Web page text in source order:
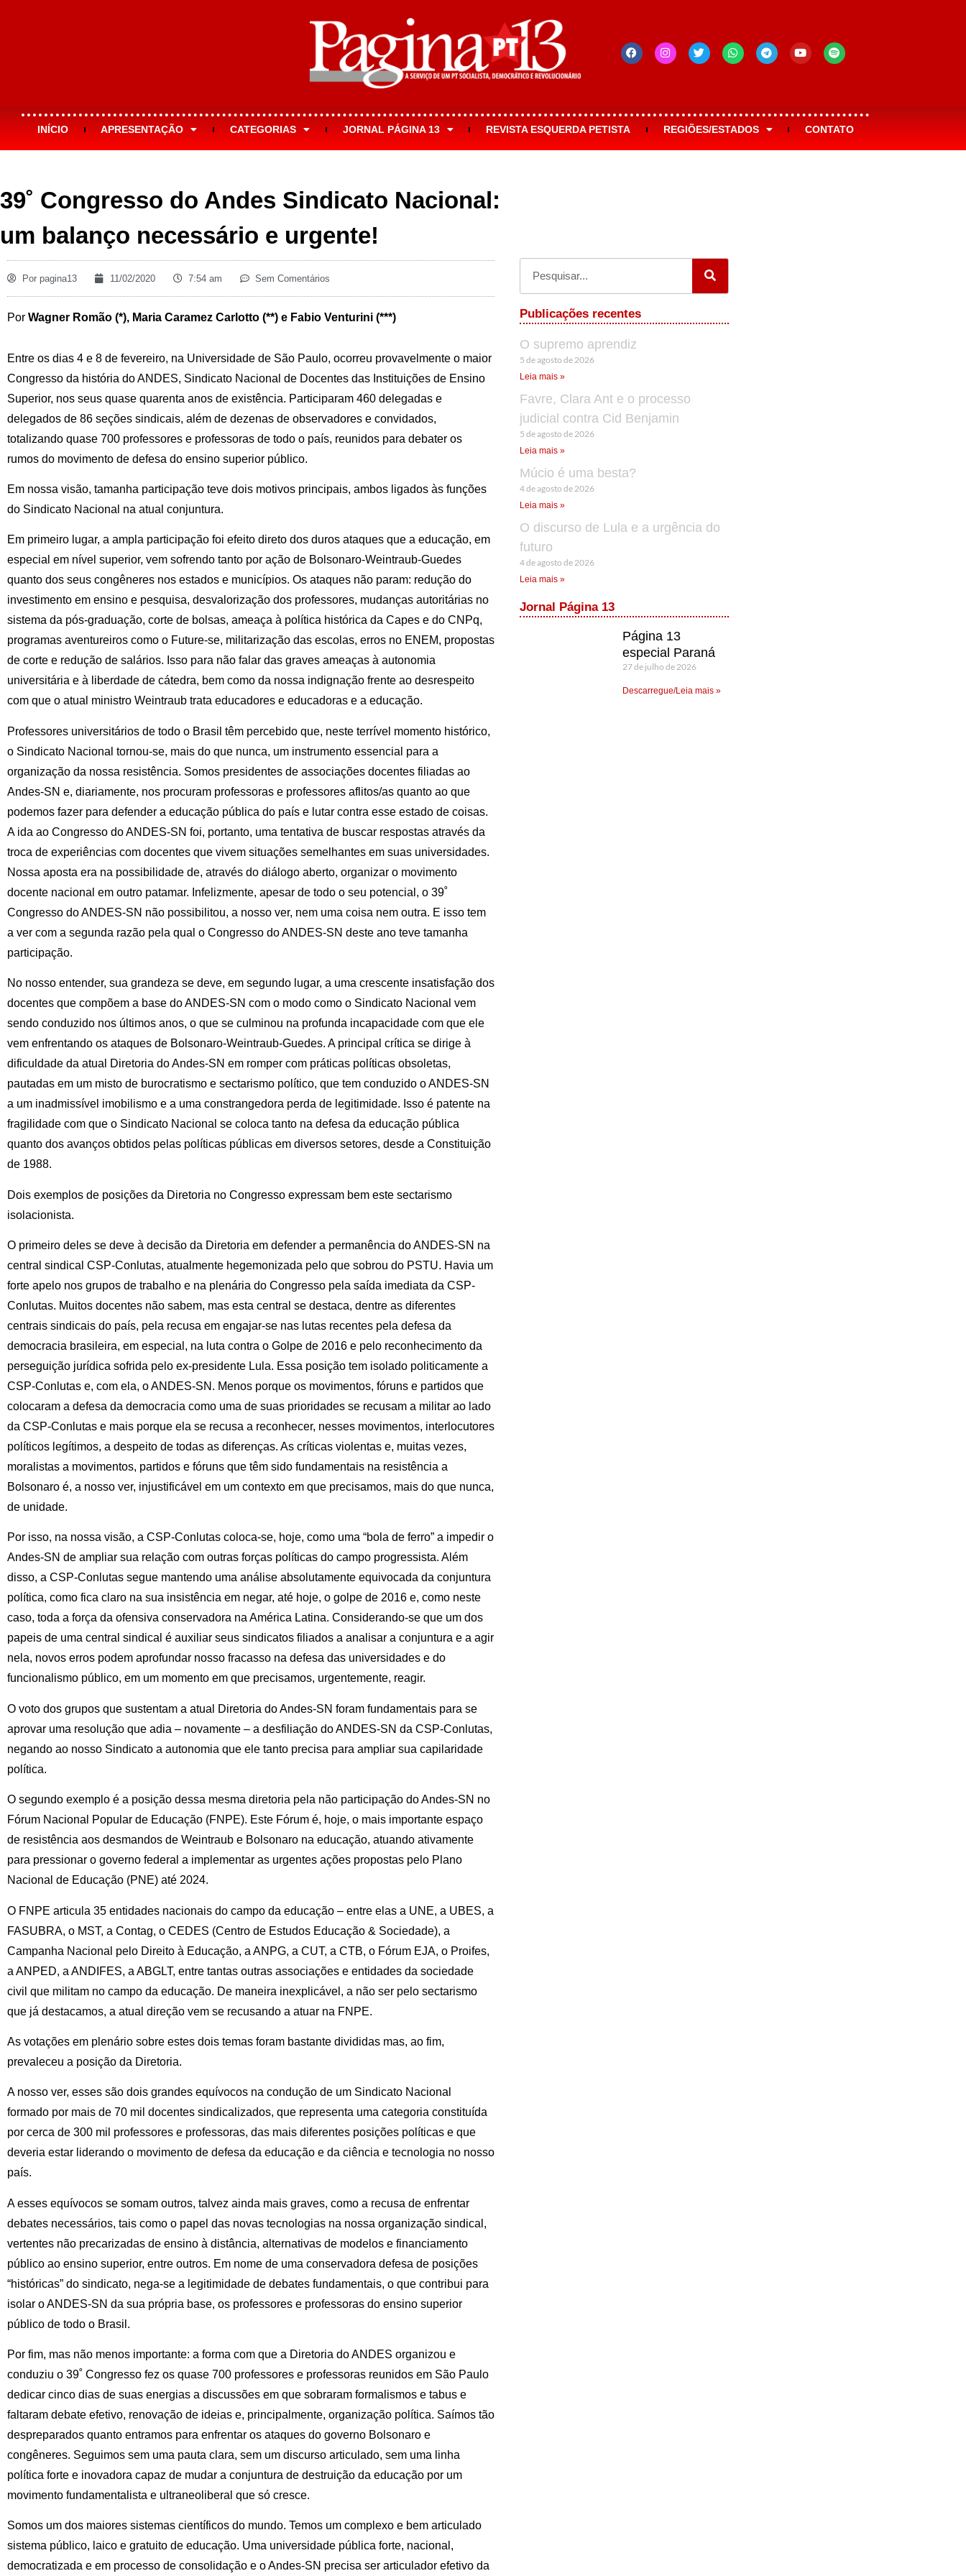
INÍCIO APRESENTAÇÃO CATEGORIAS JORNAL PÁGINA 13 REVISTA ESQUERDA PETISTA REGIÕES/ESTADOS CONTATO
39˚ Congresso do Andes Sindicato Nacional:
um balanço necessário e urgente!
Por pagina13 11/02/2020 7:54 am Sem Comentários
Por Wagner Romão (*), Maria Caramez Carlotto (**) e Fabio Venturini (***)
Entre os dias 4 e 8 de fevereiro, na Universidade de São Paulo, ocorreu provavelmente o maior
Congresso da história do ANDES, Sindicato Nacional de Docentes das Instituições de Ensino
Superior, nos seus quase quarenta anos de existência. Participaram 460 delegadas e
delegados de 86 seções sindicais, além de dezenas de observadores e convidados,
totalizando quase 700 professores e professoras de todo o país, reunidos para debater os
rumos do movimento de defesa do ensino superior público.
Em nossa visão, tamanha participação teve dois motivos principais, ambos ligados às funções
do Sindicato Nacional na atual conjuntura.
Em primeiro lugar, a ampla participação foi efeito direto dos duros ataques que a educação, em
especial em nível superior, vem sofrendo tanto por ação de Bolsonaro-Weintraub-Guedes
quanto dos seus congêneres nos estados e municípios. Os ataques não param: redução do
investimento em ensino e pesquisa, desvalorização dos professores, mudanças autoritárias no
sistema da pós-graduação, corte de bolsas, ameaça à política histórica da Capes e do CNPq,
programas aventureiros como o Future-se, militarização das escolas, erros no ENEM, propostas
de corte e redução de salários. Isso para não falar das graves ameaças à autonomia
universitária e à liberdade de cátedra, bem como da nossa indignação frente ao desrespeito
com que o atual ministro Weintraub trata educadores e educadoras e a educação.
Professores universitários de todo o Brasil têm percebido que, neste terrível momento histórico,
o Sindicato Nacional tornou-se, mais do que nunca, um instrumento essencial para a
organização da nossa resistência. Somos presidentes de associações docentes filiadas ao
Andes-SN e, diariamente, nos procuram professoras e professores aflitos/as quanto ao que
podemos fazer para defender a educação pública do país e lutar contra esse estado de coisas.
A ida ao Congresso do ANDES-SN foi, portanto, uma tentativa de buscar respostas através da
troca de experiências com docentes que vivem situações semelhantes em suas universidades.
Nossa aposta era na possibilidade de, através do diálogo aberto, organizar o movimento
docente nacional em outro patamar. Infelizmente, apesar de todo o seu potencial, o 39˚
Congresso do ANDES-SN não possibilitou, a nosso ver, nem uma coisa nem outra. E isso tem
a ver com a segunda razão pela qual o Congresso do ANDES-SN deste ano teve tamanha
participação.
No nosso entender, sua grandeza se deve, em segundo lugar, a uma crescente insatisfação dos
docentes que compõem a base do ANDES-SN com o modo como o Sindicato Nacional vem
sendo conduzido nos últimos anos, o que se culminou na profunda incapacidade com que ele
vem enfrentando os ataques de Bolsonaro-Weintraub-Guedes. A principal crítica se dirige à
dificuldade da atual Diretoria do Andes-SN em romper com práticas políticas obsoletas,
pautadas em um misto de burocratismo e sectarismo político, que tem conduzido o ANDES-SN
a um inadmissível imobilismo e a uma constrangedora perda de legitimidade. Isso é patente na
fragilidade com que o Sindicato Nacional se coloca tanto na defesa da educação pública
quanto dos avanços obtidos pelas políticas públicas em diversos setores, desde a Constituição
de 1988.
Dois exemplos de posições da Diretoria no Congresso expressam bem este sectarismo
isolacionista.
O primeiro deles se deve à decisão da Diretoria em defender a permanência do ANDES-SN na
central sindical CSP-Conlutas, atualmente hegemonizada pelo que sobrou do PSTU. Havia um
forte apelo nos grupos de trabalho e na plenária do Congresso pela saída imediata da CSP-
Conlutas. Muitos docentes não sabem, mas esta central se destaca, dentre as diferentes
centrais sindicais do país, pela recusa em engajar-se nas lutas recentes pela defesa da
democracia brasileira, em especial, na luta contra o Golpe de 2016 e pelo reconhecimento da
perseguição jurídica sofrida pelo ex-presidente Lula. Essa posição tem isolado politicamente a
CSP-Conlutas e, com ela, o ANDES-SN. Menos porque os movimentos, fóruns e partidos que
colocaram a defesa da democracia como uma de suas prioridades se recusam a militar ao lado
da CSP-Conlutas e mais porque ela se recusa a reconhecer, nesses movimentos, interlocutores
políticos legítimos, a despeito de todas as diferenças. As críticas violentas e, muitas vezes,
moralistas a movimentos, partidos e fóruns que têm sido fundamentais na resistência a
Bolsonaro é, a nosso ver, injustificável em um contexto em que precisamos, mais do que nunca,
de unidade.
Por isso, na nossa visão, a CSP-Conlutas coloca-se, hoje, como uma “bola de ferro” a impedir o
Andes-SN de ampliar sua relação com outras forças políticas do campo progressista. Além
disso, a CSP-Conlutas segue mantendo uma análise absolutamente equivocada da conjuntura
política, como fica claro na sua insistência em negar, até hoje, o golpe de 2016 e, como neste
caso, toda a força da ofensiva conservadora na América Latina. Considerando-se que um dos
papeis de uma central sindical é auxiliar seus sindicatos filiados a analisar a conjuntura e a agir
nela, novos erros podem aprofundar nosso fracasso na defesa das universidades e do
funcionalismo público, em um momento em que precisamos, urgentemente, reagir.
O voto dos grupos que sustentam a atual Diretoria do Andes-SN foram fundamentais para se
aprovar uma resolução que adia – novamente – a desfiliação do ANDES-SN da CSP-Conlutas,
negando ao nosso Sindicato a autonomia que ele tanto precisa para ampliar sua capilaridade
política.
O segundo exemplo é a posição dessa mesma diretoria pela não participação do Andes-SN no
Fórum Nacional Popular de Educação (FNPE). Este Fórum é, hoje, o mais importante espaço
de resistência aos desmandos de Weintraub e Bolsonaro na educação, atuando ativamente
para pressionar o governo federal a implementar as urgentes ações propostas pelo Plano
Nacional de Educação (PNE) até 2024.
O FNPE articula 35 entidades nacionais do campo da educação – entre elas a UNE, a UBES, a
FASUBRA, o MST, a Contag, o CEDES (Centro de Estudos Educação & Sociedade), a
Campanha Nacional pelo Direito à Educação, a ANPG, a CUT, a CTB, o Fórum EJA, o Proifes,
a ANPED, a ANDIFES, a ABGLT, entre tantas outras associações e entidades da sociedade
civil que militam no campo da educação. De maneira inexplicável, a não ser pelo sectarismo
que já destacamos, a atual direção vem se recusando a atuar na FNPE.
As votações em plenário sobre estes dois temas foram bastante divididas mas, ao fim,
prevaleceu a posição da Diretoria.
A nosso ver, esses são dois grandes equívocos na condução de um Sindicato Nacional
formado por mais de 70 mil docentes sindicalizados, que representa uma categoria constituída
por cerca de 300 mil professores e professoras, das mais diferentes posições políticas e que
deveria estar liderando o movimento de defesa da educação e da ciência e tecnologia no nosso
país.
A esses equívocos se somam outros, talvez ainda mais graves, como a recusa de enfrentar
debates necessários, tais como o papel das novas tecnologias na nossa organização sindical,
vertentes não precarizadas de ensino à distância, alternativas de modelos e financiamento
público ao ensino superior, entre outros. Em nome de uma conservadora defesa de posições
“históricas” do sindicato, nega-se a legitimidade de debates fundamentais, o que contribui para
isolar o ANDES-SN da sua própria base, os professores e professoras do ensino superior
público de todo o Brasil.
Por fim, mas não menos importante: a forma com que a Diretoria do ANDES organizou e
conduziu o 39˚ Congresso fez os quase 700 professores e professoras reunidos em São Paulo
dedicar cinco dias de suas energias a discussões em que sobraram formalismos e tabus e
faltaram debate efetivo, renovação de ideias e, principalmente, organização política. Saímos tão
despreparados quanto entramos para enfrentar os ataques do governo Bolsonaro e
congêneres. Seguimos sem uma pauta clara, sem um discurso articulado, sem uma linha
política forte e inovadora capaz de mudar a conjuntura de destruição da educação por um
movimento fundamentalista e ultraneoliberal que só cresce.
Somos um dos maiores sistemas científicos do mundo. Temos um complexo e bem articulado
sistema público, laico e gratuito de educação. Uma universidade pública forte, nacional,
democratizada e em processo de consolidação e o Andes-SN precisa ser articulador efetivo da
Publicações recentes
O supremo aprendiz
5 de agosto de 2026
Leia mais »
Favre, Clara Ant e o processo
judicial contra Cid Benjamin
5 de agosto de 2026
Leia mais »
Múcio é uma besta?
4 de agosto de 2026
Leia mais »
O discurso de Lula e a urgência do
futuro
4 de agosto de 2026
Leia mais »
Jornal Página 13
Página 13
especial Paraná
27 de julho de 2026
Descarregue/Leia mais »